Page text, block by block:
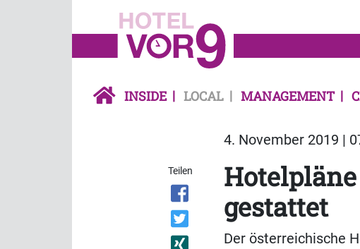
INSIDE LOCAL MANAGEMENT
4. November 2019 |
Teilen
gestattet
Der österreichische